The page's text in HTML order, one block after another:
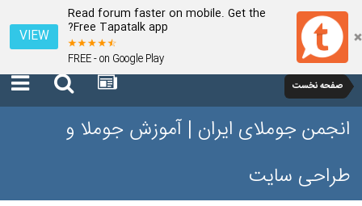
Read forum faster on mobile. Get the
Free Tapatalk app?
FREE - on Google Play
VIEW
صفحه نخست
انجمن جوملای ایران | آموزش جوملا و
طراحی سایت